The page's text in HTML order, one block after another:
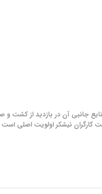
جانبی آن در بازدید از کشت و
کارگران نیشکر اولویت اصلی است